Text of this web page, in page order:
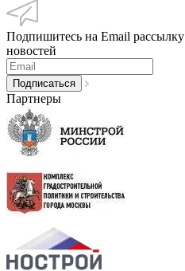
Подпишитесь на Email рассылку
новостей
Партнеры